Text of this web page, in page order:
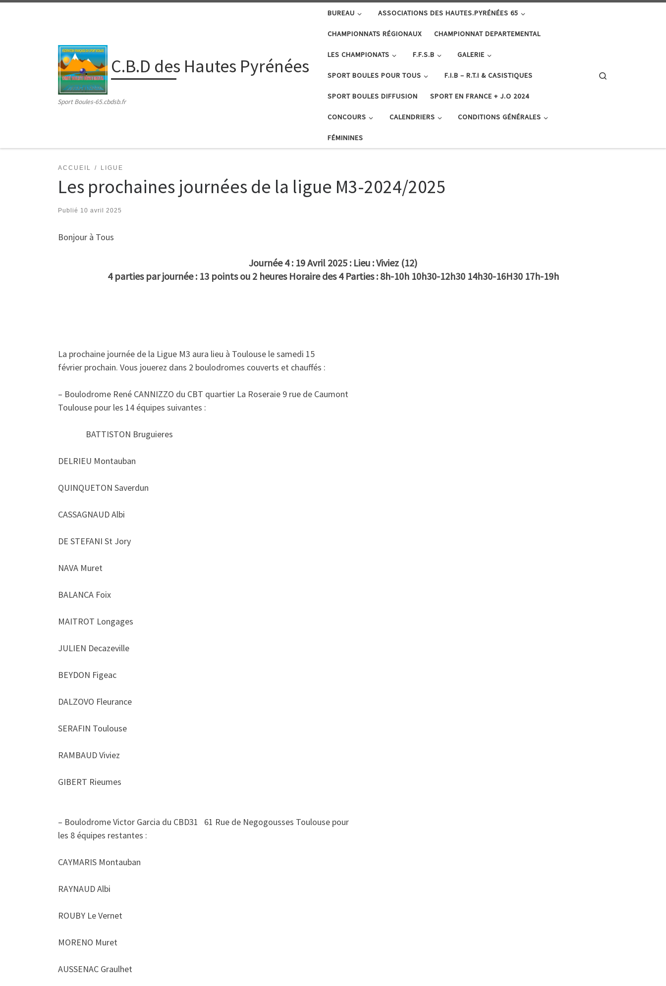
C.B.D des Hautes Pyrénées
Sport Boules-65.cbdsb.fr
BUREAU ASSOCIATIONS DES HAUTES.PYRÉNÉES 65
CHAMPIONNATS RÉGIONAUX CHAMPIONNAT DEPARTEMENTAL
LES CHAMPIONATS F.F.S.B GALERIE
SPORT BOULES POUR TOUS F.I.B – R.T.I & CASISTIQUES
SPORT BOULES DIFFUSION SPORT EN FRANCE + J.O 2024
CONCOURS CALENDRIERS CONDITIONS GÉNÉRALES
FÉMININES
ACCUEIL LIGUE
Les prochaines journées de la ligue M3-2024/2025
Publié 10 avril 2025
Bonjour à Tous
Journée 4 : 19 Avril 2025 : Lieu : Viviez (12)
4 parties par journée : 13 points ou 2 heures Horaire des 4 Parties : 8h-10h 10h30-12h30 14h30-16H30 17h-19h
La prochaine journée de la Ligue M3 aura lieu à Toulouse le samedi 15
février prochain. Vous jouerez dans 2 boulodromes couverts et chauffés :
– Boulodrome René CANNIZZO du CBT quartier La Roseraie 9 rue de Caumont
Toulouse pour les 14 équipes suivantes :
BATTISTON Bruguieres
DELRIEU Montauban
QUINQUETON Saverdun
CASSAGNAUD Albi
DE STEFANI St Jory
NAVA Muret
BALANCA Foix
MAITROT Longages
JULIEN Decazeville
BEYDON Figeac
DALZOVO Fleurance
SERAFIN Toulouse
RAMBAUD Viviez
GIBERT Rieumes
– Boulodrome Victor Garcia du CBD31 61 Rue de Negogousses Toulouse pour
les 8 équipes restantes :
CAYMARIS Montauban
RAYNAUD Albi
ROUBY Le Vernet
MORENO Muret
AUSSENAC Graulhet